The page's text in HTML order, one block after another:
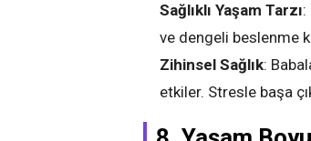
Sağlıklı Yaşam Tarzı:
ve dengeli beslenme
Zihinsel Sağlık:
etkiler. Stresle başa